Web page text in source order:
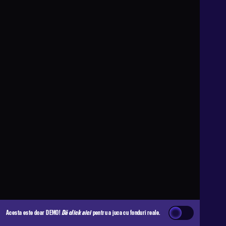
Acesta este doar DEMO!Dă click aicipentru a juca cu fonduri reale.